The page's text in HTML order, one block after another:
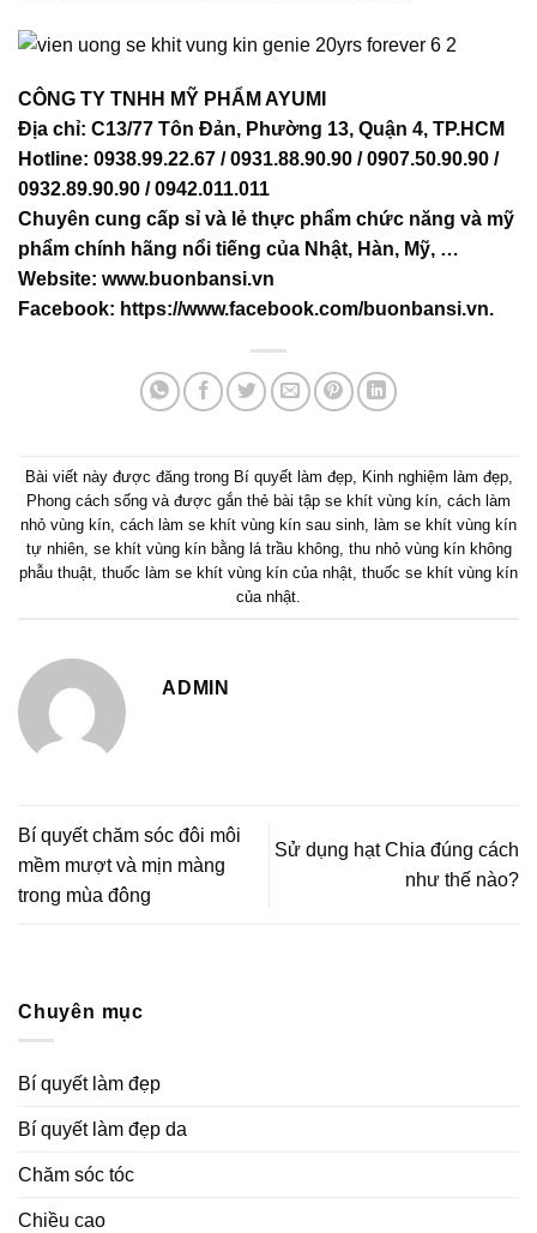
CÔNG TY TNHH MỸ PHẨM AYUMI
Địa chỉ: C13/77 Tôn Đản, Phường 13, Quận 4, TP.HCM
Hotline: 0938.99.22.67 / 0931.88.90.90 / 0907.50.90.90 /
0932.89.90.90 / 0942.011.011
Chuyên cung cấp sỉ và lẻ thực phẩm chức năng và mỹ
phẩm chính hãng nổi tiếng của Nhật, Hàn, Mỹ, …
Website: www.buonbansi.vn
Facebook: https://www.facebook.com/buonbansi.vn.
Bài viết này được đăng trong Bí quyết làm đẹp, Kinh nghiệm làm đẹp,
Phong cách sống và được gắn thẻ bài tập se khít vùng kín cách làm
nhỏ vùng kín cách làm se khít vùng kín sau sinh
làm se khít vùng kín
tự nhiên, se khít vùng kín bằng lá trầu không, thu nhỏ vùng kín không
phẫu thuật thuốc làm se khít vùng kín của nhật thuốc se khít vùng kín
của nhật
ADMIN
Bí quyết chăm sóc đôi môi
mềm mượt và mịn màng
trong mùa đông
Sử dụng hạt Chia đúng cách
như thế nào?
Chuyên mục
Bí quyết làm đẹp
Bí quyết làm đẹp da
Chăm sóc tóc
Chiều cao